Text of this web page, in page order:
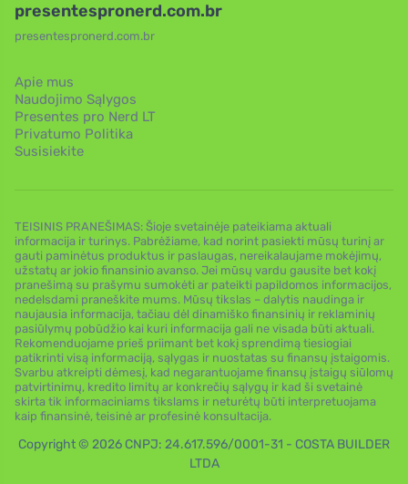
presentespronerd.com.br
presentespronerd.com.br
Apie mus
Naudojimo Sąlygos
Presentes pro Nerd LT
Privatumo Politika
Susisiekite
TEISINIS PRANEŠIMAS: Šioje svetainėje pateikiama aktuali
informacija ir turinys. Pabrėžiame, kad norint pasiekti mūsų turinį ar
gauti paminėtus produktus ir paslaugas, nereikalaujame mokėjimų,
užstatų ar jokio finansinio avanso. Jei mūsų vardu gausite bet kokį
pranešimą su prašymu sumokėti ar pateikti papildomos informacijos,
nedelsdami praneškite mums. Mūsų tikslas – dalytis naudinga ir
naujausia informacija, tačiau dėl dinamiško finansinių ir reklaminių
pasiūlymų pobūdžio kai kuri informacija gali ne visada būti aktuali.
Rekomenduojame prieš priimant bet kokį sprendimą tiesiogiai
patikrinti visą informaciją, sąlygas ir nuostatas su finansų įstaigomis.
Svarbu atkreipti dėmesį, kad negarantuojame finansų įstaigų siūlomų
patvirtinimų, kredito limitų ar konkrečių sąlygų ir kad ši svetainė
skirta tik informaciniams tikslams ir neturėtų būti interpretuojama
kaip finansinė, teisinė ar profesinė konsultacija.
Copyright © 2026 CNPJ: 24.617.596/0001-31 - COSTA BUILDER
LTDA